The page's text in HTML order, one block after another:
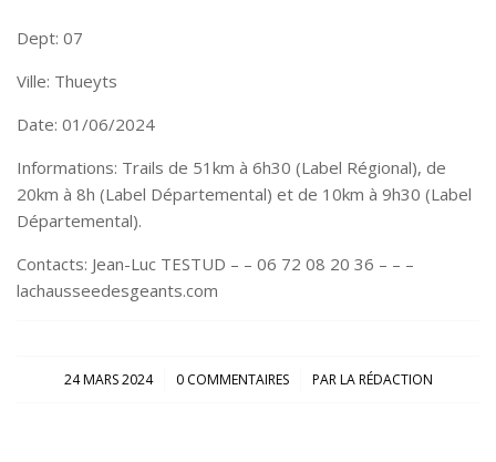
Dept: 07
Ville: Thueyts
Date: 01/06/2024
Informations: Trails de 51km à 6h30 (Label Régional), de
20km à 8h (Label Départemental) et de 10km à 9h30 (Label
Départemental).
Contacts: Jean-Luc TESTUD – – 06 72 08 20 36 – – –
lachausseedesgeants.com
24 MARS 2024
/ 0 COMMENTAIRES
/ PARLA RÉDACTION